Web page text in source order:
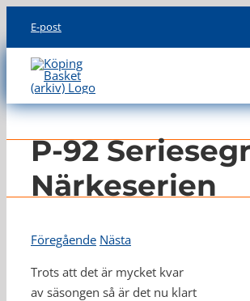
content
E-post
KLUBBEN
LAG
INFO
P-92
Närkeserien
Föregående Nästa
Trots att det är mycket kvar
av säsongen så är det nu klart